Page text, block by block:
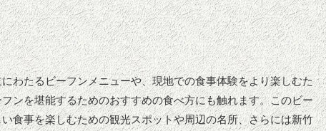
わたるビーフンメニューや、現地での食事体験をより楽しむた
ンを堪能するためのおすすめの食べ方にも触れます。このビー
食事を楽しむための観光スポットや周辺の名所、さらには新竹